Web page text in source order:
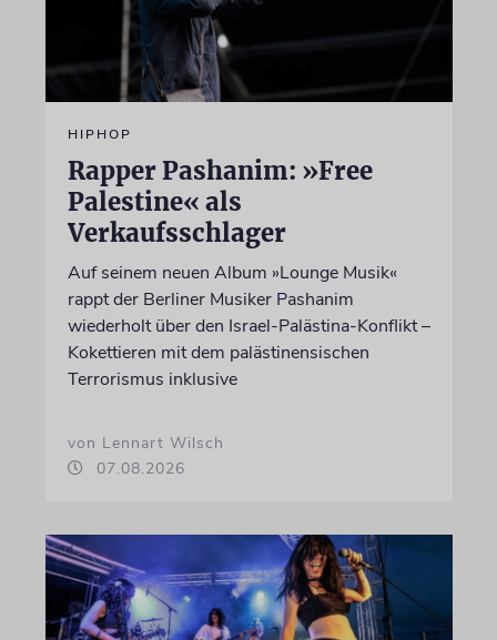
HIPHOP
Rapper Pashanim: »Free
Palestine« als
Verkaufsschlager
Auf seinem neuen Album »Lounge Musik«
rappt der Berliner Musiker Pashanim
wiederholt über den Israel-Palästina-Konflikt –
Kokettieren mit dem palästinensischen
Terrorismus inklusive
von Lennart Wilsch
07.08.2026